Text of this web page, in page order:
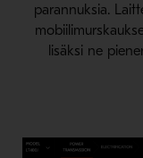
parannuksia.
lisäksi ne